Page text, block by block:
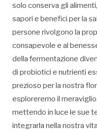
solo conserva gli
sapori e benefici per la
persone rivolgono la
consapevole e al
della fermentazione
di probiotici e nutrienti
prezioso per la nostra
esploreremo il
mettendo in luce le sue
integrarla nella nostra